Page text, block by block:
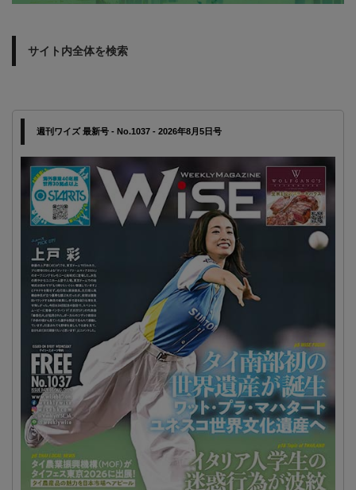
サイト内全体を検索
週刊ワイズ 最新号 - No.1037 - 2026年8月5日号